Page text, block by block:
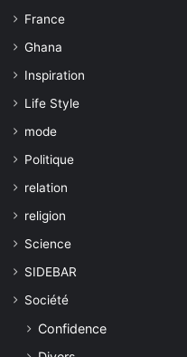
France
Ghana
Inspiration
Life Style
mode
Politique
relation
religion
Science
SIDEBAR
Société
Confidence